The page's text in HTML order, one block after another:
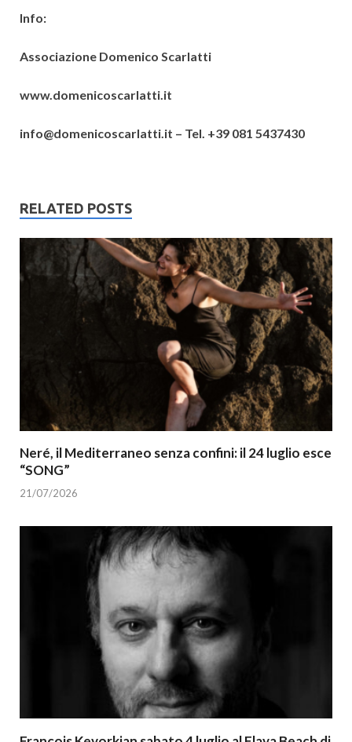
Info:
Associazione Domenico Scarlatti
www.domenicoscarlatti.it
info@domenicoscarlatti.it – Tel. +39 081 5437430
RELATED POSTS
Neré, il Mediterraneo senza confini: il 24 luglio esce
“SONG”
21/07/2026